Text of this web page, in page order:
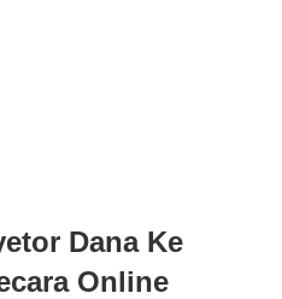
Dana Ke
Online